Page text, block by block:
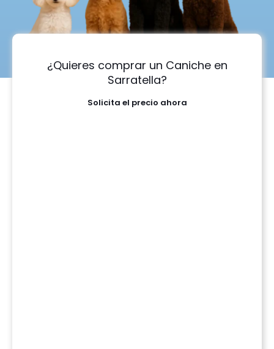
¿Quieres comprar un Caniche en
Sarratella?
Solicita el precio ahora